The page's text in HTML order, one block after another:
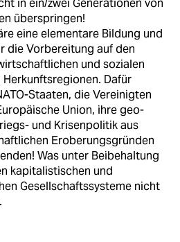
in ein/zwei Generationen von
überspringen!
eine elementare Bildung und
die Vorbereitung auf den
und sozialen
Dafür
Staaten, die Vereinigten
Union, ihre geo-
und Krisenpolitik aus
Eroberungsgründen
Was unter Beibehaltung
kapitalistischen und
Gesellschaftssysteme nicht